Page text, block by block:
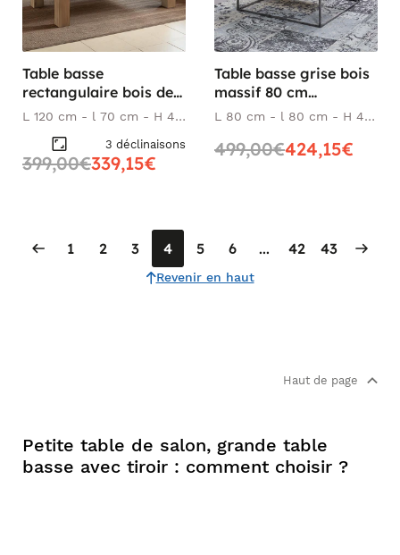
Table basse
rectangulaire bois de
chêne FJORD
L 120 cm - l 70 cm - H 45
3 déclinaisons
399,00€339,15€
Table basse grise bois
massif 80 cm
LUCKNOW
L 80 cm - l 80 cm - H 40
499,00€424,15€
Revenir en haut
1 2 3 4 5 6 ... 42 43
Haut de page
Petite table de salon, grande table
basse avec tiroir : comment choisir ?